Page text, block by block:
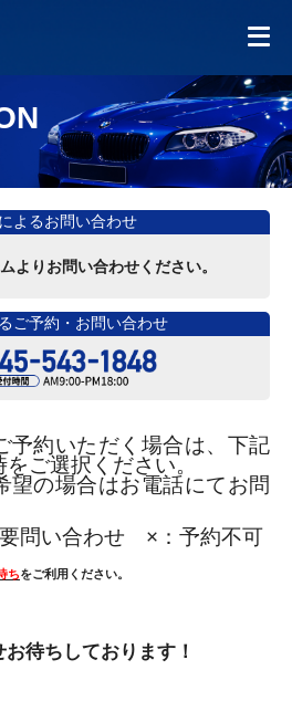
よるお問い合わせ
よりお問い合わせください。
ご予約・お問い合わせ
予約いただく場合は、下記
ご選択ください。
望の場合はお電話にてお問
問い合わせ ×：予約不可
ちをご利用ください。
待ちしております！